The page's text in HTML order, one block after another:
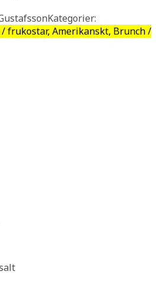
Kategorier:
frukostar, Amerikanskt, Brunch /